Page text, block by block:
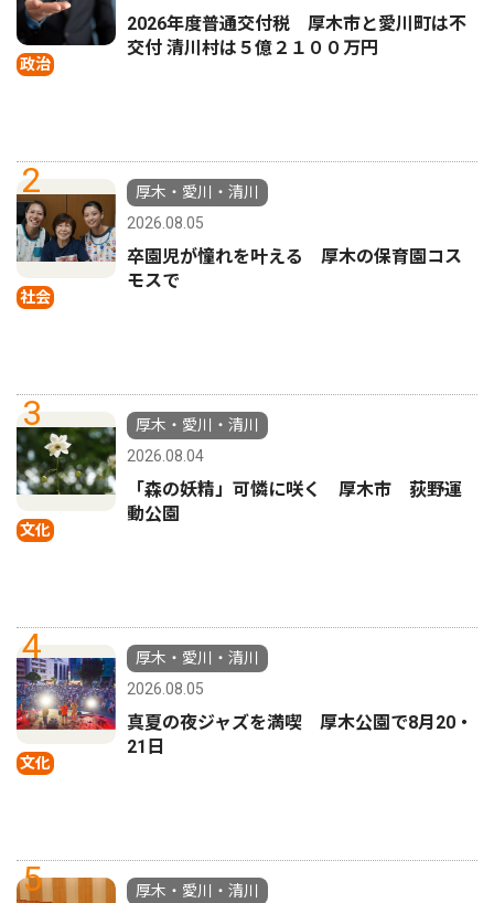
政治
2026年度普通交付税 厚木市と愛川町は不
交付 清川村は５億２１００万円
2
社会
厚木・愛川・清川
2026.08.05
卒園児が憧れを叶える 厚木の保育園コス
モスで
3
文化
厚木・愛川・清川
2026.08.04
「森の妖精」可憐に咲く 厚木市 荻野運
動公園
4
文化
厚木・愛川・清川
2026.08.05
真夏の夜ジャズを満喫 厚木公園で8月20・
21日
5
厚木・愛川・清川